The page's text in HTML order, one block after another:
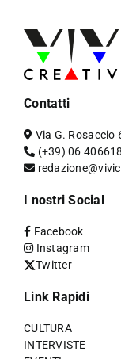
Contatti
Via G. Rosaccio
(+39) 06
I nostri Social
Facebook
Instagram
Twitter
Link Rapidi
CULTURA
INTERVISTE